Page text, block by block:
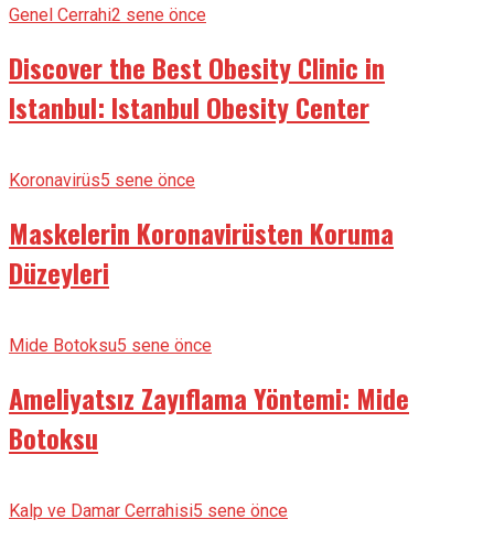
Genel Cerrahi2 sene önce
Discover the Best Obesity Clinic in
Istanbul: Istanbul Obesity Center
Koronavirüs5 sene önce
Maskelerin Koronavirüsten Koruma
Düzeyleri
Mide Botoksu5 sene önce
Ameliyatsız Zayıflama Yöntemi: Mide
Botoksu
Kalp ve Damar Cerrahisi5 sene önce